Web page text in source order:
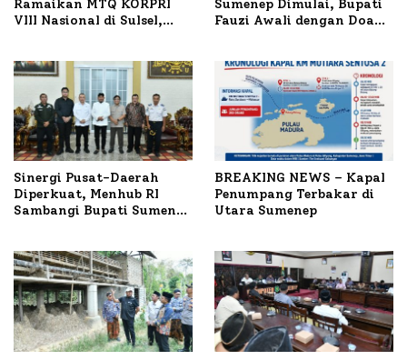
Ramaikan MTQ KORPRI
VIII Nasional di Sulsel,
Sumenep Dimulai, Bupati
Fauzi Awali dengan Doa
Sinergi Pusat-Daerah
Diperkuat, Menhub RI
Sambangi Bupati Sumenep
BREAKING NEWS – Kapal
Penumpang Terbakar di
Utara Sumenep